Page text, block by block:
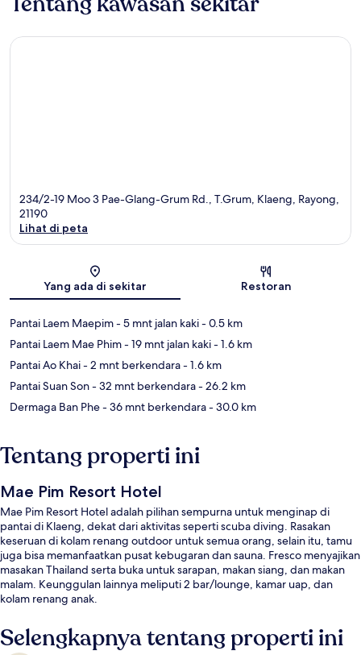
234/2-19 Moo 3 Pae-Glang-Grum Rd., T.Grum, Klaeng, Rayong,
21190
Lihat di peta
Yang ada di sekitar Restoran
Pantai Laem Maepim- 5 mnt jalan kaki- 0.5 km
Pantai Laem Mae Phim- 19 mnt jalan kaki- 1.6 km
Pantai Ao Khai- 2 mnt berkendara- 1.6 km
Pantai Suan Son- 32 mnt berkendara- 26.2 km
Dermaga Ban Phe- 36 mnt berkendara- 30.0 km
Tentang properti ini
Mae Pim Resort Hotel
Mae Pim Resort Hotel adalah pilihan sempurna untuk menginap di
pantai di Klaeng, dekat dari aktivitas seperti scuba diving. Rasakan
keseruan di kolam renang outdoor untuk semua orang, selain itu, tamu
juga bisa memanfaatkan pusat kebugaran dan sauna. Fresco menyajikan
masakan Thailand serta buka untuk sarapan, makan siang, dan makan
malam. Keunggulan lainnya meliputi 2 bar/lounge, kamar uap, dan
kolam renang anak.
Selengkapnya tentang properti ini